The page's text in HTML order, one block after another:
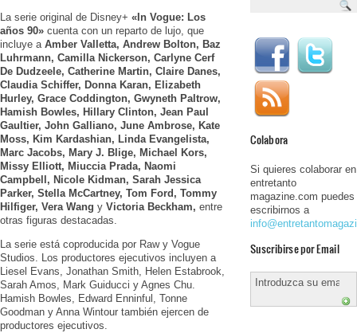
La serie original de Disney+ «In Vogue: Los
años 90» cuenta con un reparto de lujo, que
incluye a Amber Valletta, Andrew Bolton, Baz
Luhrmann, Camilla Nickerson, Carlyne Cerf
De Dudzeele, Catherine Martin, Claire Danes,
Claudia Schiffer, Donna Karan, Elizabeth
Hurley, Grace Coddington, Gwyneth Paltrow,
Hamish Bowles, Hillary Clinton, Jean Paul
Gaultier, John Galliano, June Ambrose, Kate
Moss, Kim Kardashian, Linda Evangelista,
Marc Jacobs, Mary J. Blige, Michael Kors,
Missy Elliott, Miuccia Prada, Naomi
Campbell, Nicole Kidman, Sarah Jessica
Parker, Stella McCartney, Tom Ford, Tommy
Hilfiger, Vera Wang y Victoria Beckham, entre
otras figuras destacadas.
La serie está coproducida por Raw y Vogue
Studios. Los productores ejecutivos incluyen a
Liesel Evans, Jonathan Smith, Helen Estabrook,
Sarah Amos, Mark Guiducci y Agnes Chu.
Hamish Bowles, Edward Enninful, Tonne
Goodman y Anna Wintour también ejercen de
productores ejecutivos.
Colabora
Si quieres colaborar en
entretanto
magazine.com puedes
escribirnos a
Suscribirse por Email